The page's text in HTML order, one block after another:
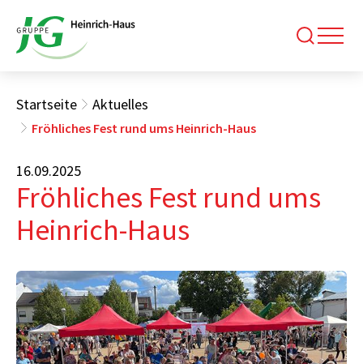
Startseite Aktuelles
Fröhliches Fest rund ums Heinrich-Haus
16.09.2025
Fröhliches Fest rund ums
Heinrich-Haus